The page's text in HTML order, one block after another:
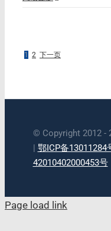
1 2 下一页
© Copyright 2012 -
| 鄂ICP备13011284
42010402000453号
Page load link